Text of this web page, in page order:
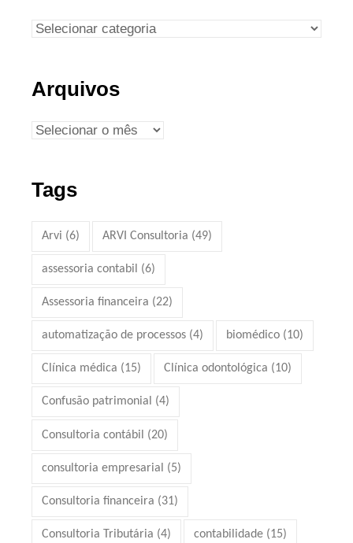
Arquivos
Tags
Arvi (6) ARVI Consultoria (49)
assessoria contabil (6)
Assessoria financeira (22)
automatização de processos (4) biomédico (10)
Clínica médica (15) Clínica odontológica (10)
Confusão patrimonial (4)
Consultoria contábil (20)
consultoria empresarial (5)
Consultoria financeira (31)
Consultoria Tributária (4) contabilidade (15)